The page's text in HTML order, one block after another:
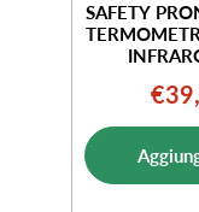
SAFETY